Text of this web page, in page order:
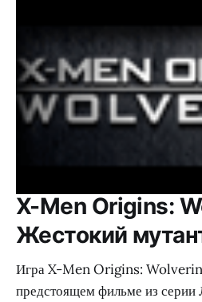
X-Men Origins:
Жестокий
Игра X-Men Origins:
предстоящем фильме из